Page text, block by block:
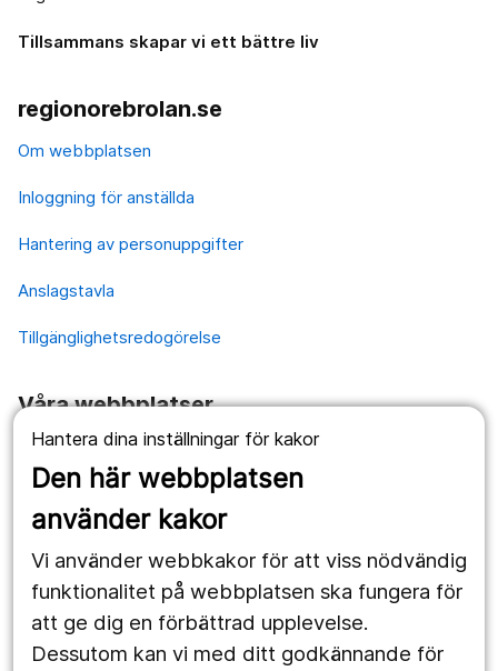
Hantera dina inställningar för kakor
Den här webbplatsen
använder kakor
Vi använder webbkakor för att viss nödvändig
funktionalitet på webbplatsen ska fungera för
att ge dig en förbättrad upplevelse.
Dessutom kan vi med ditt godkännande för
Tillsammans skapar vi ett bättre liv
regionorebrolan.se
Om webbplatsen
Inloggning för anställda
Hantering av personuppgifter
Anslagstavla
Tillgänglighetsredogörelse
Våra webbplatser
1177.se
Länstrafiken
Utveckling